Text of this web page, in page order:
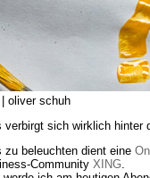
oliver schuh
verbirgt sich wirklich hinter
zu beleuchten dient eine
Community XING